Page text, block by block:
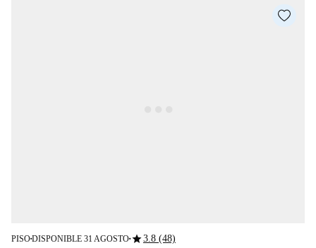
PISO■DISPONIBLE 31 AGOSTO■star3.8 (48)